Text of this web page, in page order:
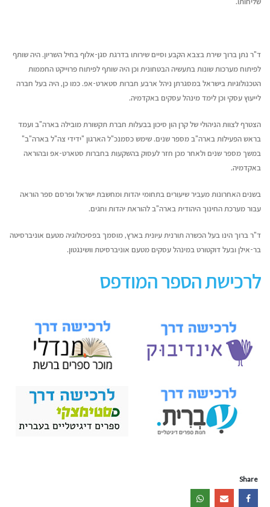
ד"ר נתן ברוך שירת בצבא הקבע וסיים שירותו בדרגת סגן-אלוף בחיל השריון. היה שותף
לפיתוח מערכות שונות בתעשיה הבטחונית וכן היה שותף לפיתוח פרוייקט החממות
הטכנולוגיות בישראל במסגרתן ניהל ארבע חברות סטארט-אפ. כמו כן, היה בעל חברה
לייעוץ עסקי וכן לימד מינהל עסקים באקדמיה.
הצטרף לצוות הניהולי של קרן הון סיכון בבעלות חברת תקשורת מובילה בארה"ב ועמד
בראש הפעילות בארה"ב מספר שנים. שימש כסמנכ"ל הארגון "ידידי צה"ל בארה"ב"
במשך מספר שנים ולאחר מכן חזר לעסוק בהשקעות בחברות סטארט-אפ ובהוראה
באקדמיה.
בשנים האחרונות מעביר שיעורים בתחומי יהדות ומחשבת ישראל ופרסם ספר הוראה
עבור מערכת החינוך היהודית בארה"ב להוראת יהדות וחגים.
ד"ר ברוך הינו בעל הכשרה תורנית עיונית בארץ, מוסמך בפסיכולוגיה מטעם אוניברסיטה
בר-אילן ובעל דוקטורט במינהל עסקים מטעם אוניברסיטת וושינגטון.
לרכישת הספר המודפס
Share